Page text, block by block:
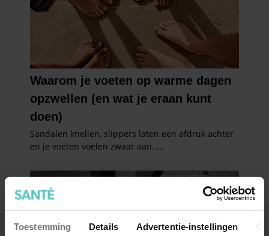
Toestemming Details Advertentie-instellingen